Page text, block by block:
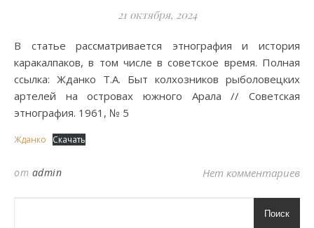
21 октября, 2024
В статье рассматривается этнография и история
каракалпаков, в том числе в советское время. Полная
ссылка: Жданко Т.А. Быт колхозников рыболовецких
артелей на островах южного Арала // Советская
этнография. 1961, № 5
Жданко Скачать
от admin Нет комментариев
Поиск